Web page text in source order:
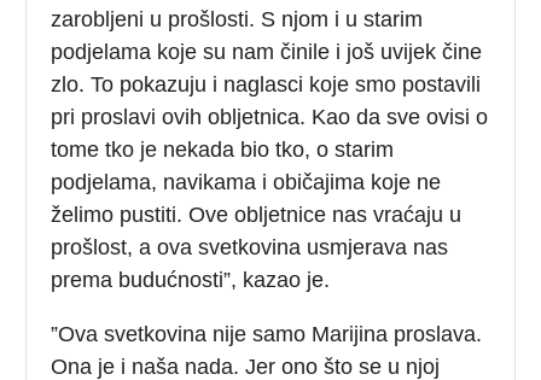
zarobljeni u prošlosti. S njom i u starim
podjelama koje su nam činile i još uvijek čine
zlo. To pokazuju i naglasci koje smo postavili
pri proslavi ovih obljetnica. Kao da sve ovisi o
tome tko je nekada bio tko, o starim
podjelama, navikama i običajima koje ne
želimo pustiti. Ove obljetnice nas vraćaju u
prošlost, a ova svetkovina usmjerava nas
prema budućnosti”, kazao je.
”Ova svetkovina nije samo Marijina proslava.
Ona je i naša nada. Jer ono što se u njoj